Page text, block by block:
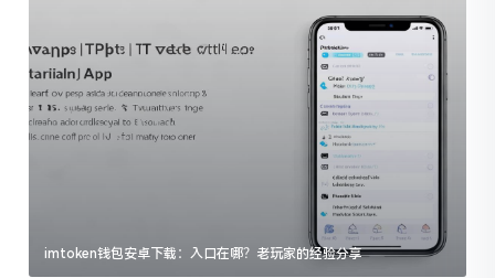
imtoken钱包安卓下载：入口在哪？老玩家的经验分享